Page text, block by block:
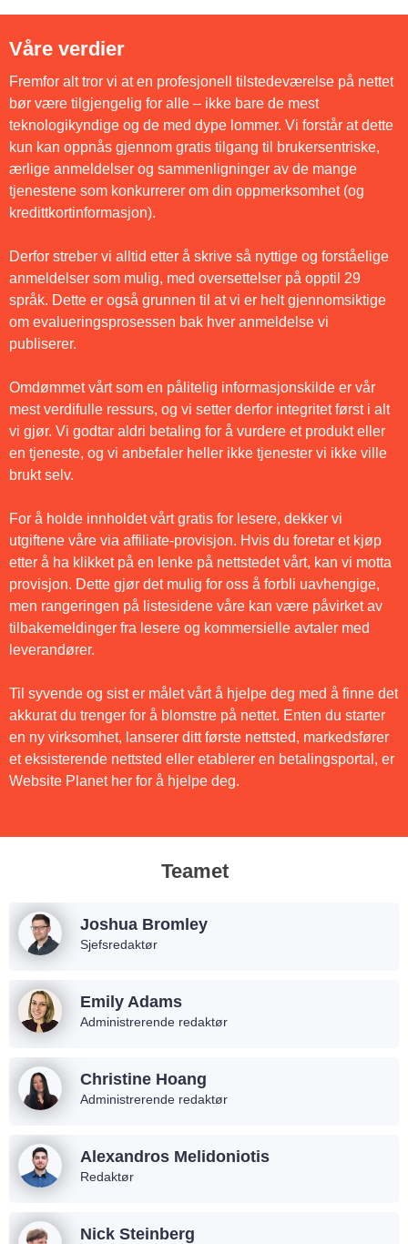
Våre verdier
Fremfor alt tror vi at en profesjonell tilstedeværelse på nettet
bør være tilgjengelig for alle – ikke bare de mest
teknologikyndige og de med dype lommer. Vi forstår at dette
kun kan oppnås gjennom gratis tilgang til brukersentriske,
ærlige anmeldelser og sammenligninger av de mange
tjenestene som konkurrerer om din oppmerksomhet (og
kredittkortinformasjon).
Derfor streber vi alltid etter å skrive så nyttige og forståelige
anmeldelser som mulig, med oversettelser på opptil 29
språk. Dette er også grunnen til at vi er helt gjennomsiktige
om evalueringsprosessen bak hver anmeldelse vi
publiserer.
Omdømmet vårt som en pålitelig informasjonskilde er vår
mest verdifulle ressurs, og vi setter derfor integritet først i alt
vi gjør. Vi godtar aldri betaling for å vurdere et produkt eller
en tjeneste, og vi anbefaler heller ikke tjenester vi ikke ville
brukt selv.
For å holde innholdet vårt gratis for lesere, dekker vi
utgiftene våre via affiliate-provisjon. Hvis du foretar et kjøp
etter å ha klikket på en lenke på nettstedet vårt, kan vi motta
provisjon. Dette gjør det mulig for oss å forbli uavhengige,
men rangeringen på listesidene våre kan være påvirket av
tilbakemeldinger fra lesere og kommersielle avtaler med
leverandører.
Til syvende og sist er målet vårt å hjelpe deg med å finne det
akkurat du trenger for å blomstre på nettet. Enten du starter
en ny virksomhet, lanserer ditt første nettsted, markedsfører
et eksisterende nettsted eller etablerer en betalingsportal, er
Website Planet her for å hjelpe deg.
Teamet
Joshua Bromley
Sjefsredaktør
Emily Adams
Administrerende redaktør
Christine Hoang
Administrerende redaktør
Alexandros Melidoniotis
Redaktør
Nick Steinberg